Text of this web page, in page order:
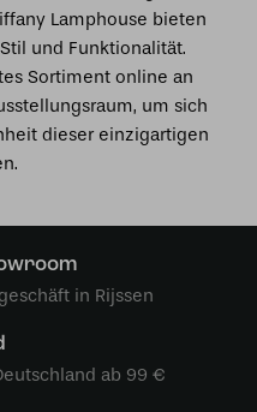
Lamphouse bieten
und Funktionalität.
Sortiment online an
um sich
dieser einzigartigen
in Rijssen
ab 99 €